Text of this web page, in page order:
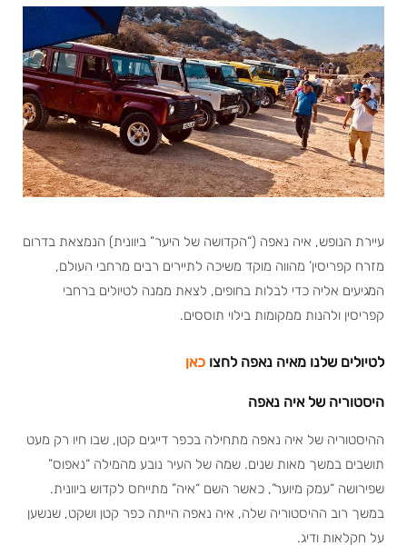
עיירת הנופש, איה נאפה (“הקדושה של היער” ביוונית) הנמצאת בדרום
מזרח קפריסין’ מהווה מוקד משיכה לתיירים רבים מרחבי העולם,
המגיעים אליה כדי לבלות בחופים, לצאת ממנה לטיולים ברחבי
קפריסין ולהנות ממקומות בילוי תוססים.
לטיולים שלנו מאיה נאפה לחצו כאן
היסטוריה של איה נאפה
ההיסטוריה של איה נאפה מתחילה בכפר דייגים קטן, שבו חיו רק מעט
תושבים במשך מאות שנים. שמה של העיר נובע מהמילה “נאפוס”
שפירושה “עמק מיוער”, כאשר השם “איה” מתייחס לקדוש ביוונית.
במשך רוב ההיסטוריה שלה, איה נאפה הייתה כפר קטן ושקט, שנשען
על חקלאות ודיג.